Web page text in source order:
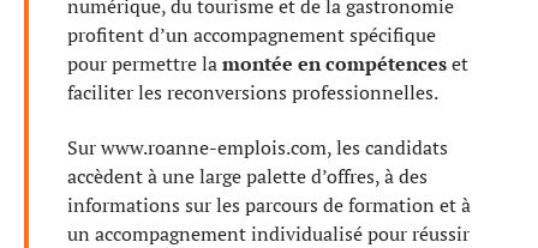
numérique, du tourisme et de la gastronomie
profitent d’un accompagnement spécifique
pour permettre lamontée en compétenceset
faciliter les reconversions professionnelles.
Sur www.roanne-emplois.com, les candidats
accèdent à une large palette d’offres, à des
informations sur les parcours de formation et à
un accompagnement individualisé pour réussir